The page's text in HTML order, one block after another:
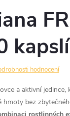
kapslí
hodnocení
a aktivní jedince,
hmoty bez